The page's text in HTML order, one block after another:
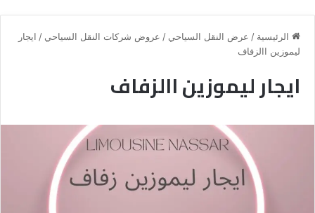
الرئيسية / عرض النقل السياحي / عروض شركات النقل السياحي / ايجار
ليموزين االزفاف
ايجار ليموزين االزفاف